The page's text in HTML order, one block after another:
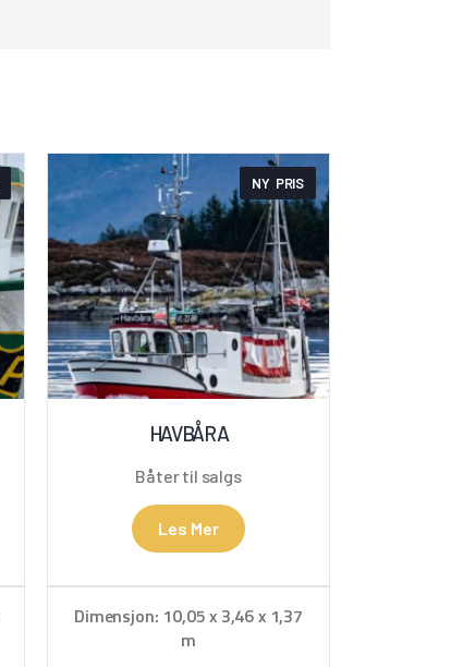
NY PRIS
HAVBÅRA
Båter til salgs
Les Mer
Dimensjon: 10,05 x 3,46 x 1,37
m